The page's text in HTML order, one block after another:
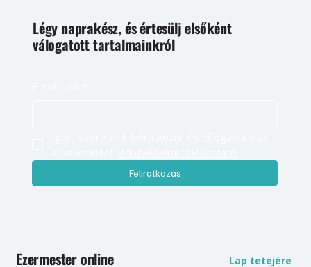
Légy naprakész, és értesülj elsőként
válogatott tartalmainkról
Feliratkozás
Ezermester online Lap tetejére